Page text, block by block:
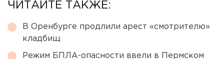
ЧИТАЙТЕ ТАКЖЕ:
В Оренбурге продлили арест «смотрителю»
кладбищ
Режим БПЛА-опасности ввели в Пермском